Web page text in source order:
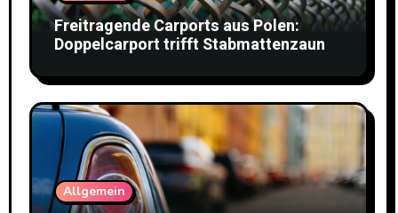
Freitragende Carports aus Polen:
Doppelcarport trifft Stabmattenzaun
Allgemein